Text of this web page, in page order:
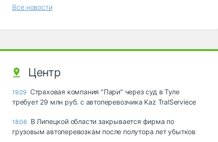
Все новости
Центр
19:29 Страховая компания "Пари" через суд в Туле
требует 29 млн руб. с автоперевозчика Kaz TralServiece
18:06 В Липецкой области закрывается фирма по
грузовым автоперевозкам после полутора лет убытков